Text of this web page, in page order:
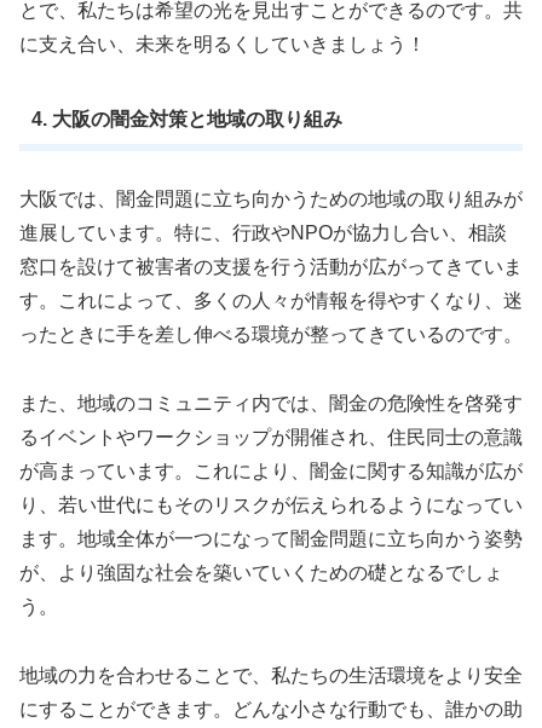
とで、私たちは希望の光を見出すことができるのです。共
に支え合い、未来を明るくしていきましょう！
4. 大阪の闇金対策と地域の取り組み
大阪では、闇金問題に立ち向かうための地域の取り組みが
進展しています。特に、行政やNPOが協力し合い、相談
窓口を設けて被害者の支援を行う活動が広がってきていま
す。これによって、多くの人々が情報を得やすくなり、迷
ったときに手を差し伸べる環境が整ってきているのです。
また、地域のコミュニティ内では、闇金の危険性を啓発す
るイベントやワークショップが開催され、住民同士の意識
が高まっています。これにより、闇金に関する知識が広が
り、若い世代にもそのリスクが伝えられるようになってい
ます。地域全体が一つになって闇金問題に立ち向かう姿勢
が、より強固な社会を築いていくための礎となるでしょ
う。
地域の力を合わせることで、私たちの生活環境をより安全
にすることができます。どんな小さな行動でも、誰かの助